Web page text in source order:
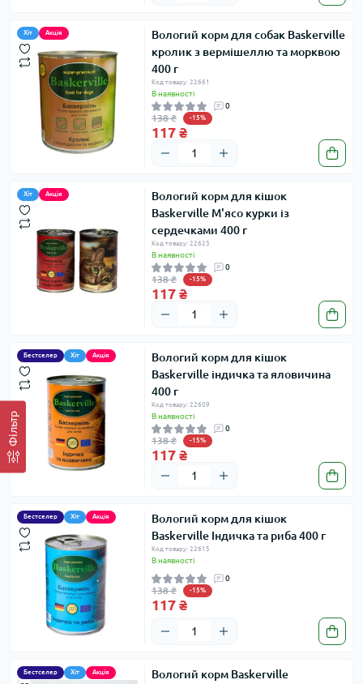
Фільтр
Хіт Акція
Вологий корм для собак Baskerville
кролик з вермішеллю та морквою
400 г
Код товару: 22661
В наявності
0
138 ₴ -15%
117 ₴
Хіт Акція
Вологий корм для кішок
Baskerville М'ясо курки із
сердечками 400 г
Код товару: 22623
В наявності
0
138 ₴ -15%
117 ₴
Бестселер Хіт Акція
Вологий корм для кішок
Baskerville індичка та яловичина
400 г
Код товару: 22609
В наявності
0
138 ₴ -15%
117 ₴
Бестселер Хіт Акція
Вологий корм для кішок
Baskerville Індичка та риба 400 г
Код товару: 22615
В наявності
0
138 ₴ -15%
117 ₴
Бестселер Хіт Акція
Вологий корм Baskerville